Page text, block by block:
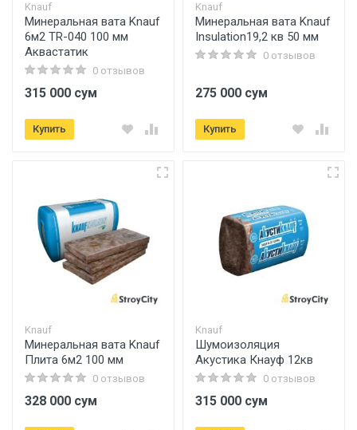
Knauf
Минеральная вата Knauf
6м2 TR-040 100 мм
Аквастатик
0 отзывов
315 000 сум
Купить
Knauf
Минеральная вата Knauf
Insulation19,2 кв 50 мм
0 отзывов
275 000 сум
Купить
Knauf
Минеральная вата Knauf
Плита 6м2 100 мм
0 отзывов
328 000 сум
Knauf
Шумоизоляция
Акустика Кнауф 12кв
0 отзывов
315 000 сум